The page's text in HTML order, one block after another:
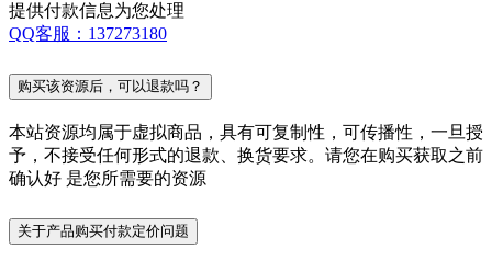
提供付款信息为您处理
QQ客服：137273180
购买该资源后，可以退款吗？
本站资源均属于虚拟商品，具有可复制性，可传播性，一旦授
予，不接受任何形式的退款、换货要求。请您在购买获取之前
确认好 是您所需要的资源
关于产品购买付款定价问题